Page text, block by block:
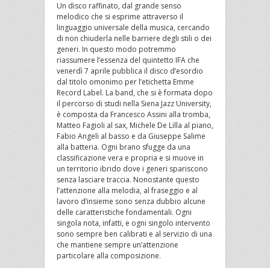
Un disco raffinato, dal grande senso
melodico che si esprime attraverso il
linguaggio universale della musica, cercando
di non chiuderla nelle barriere degli stili o dei
generi. In questo modo potremmo
riassumere l’essenza del quintetto IFA che
venerdì 7 aprile pubblica il disco d’esordio
dal titolo omonimo per l’etichetta Emme
Record Label. La band, che si è formata dopo
il percorso di studi nella Siena Jazz University,
è composta da Francesco Assini alla tromba,
Matteo Fagioli al sax, Michele De Lilla al piano,
Fabio Angeli al basso e da Giuseppe Salime
alla batteria. Ogni brano sfugge da una
classificazione vera e propria e si muove in
un territorio ibrido dove i generi spariscono
senza lasciare traccia. Nonostante questo
l’attenzione alla melodia, al fraseggio e al
lavoro d’insieme sono senza dubbio alcune
delle caratteristiche fondamentali. Ogni
singola nota, infatti, e ogni singolo intervento
sono sempre ben calibrati e al servizio di una
che mantiene sempre un’attenzione
particolare alla composizione.